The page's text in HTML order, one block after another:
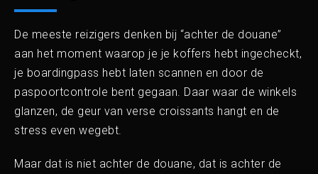
De meeste reizigers denken bij “achter de douane”
aan het moment waarop je je koffers hebt ingecheckt,
je boardingpass hebt laten scannen en door de
paspoortcontrole bent gegaan. Daar waar de winkels
glanzen, de geur van verse croissants hangt en de
stress even wegebt.
Maar dat is niet achter de douane, dat is achter de